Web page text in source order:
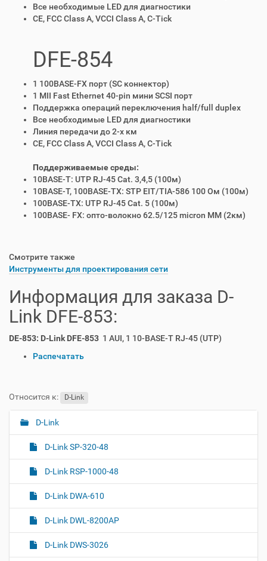
Все необходимые LED для диагностики
CE, FCC Class A, VCCI Class A, C-Tick
DFE-854
1 100BASE-FX порт (SC коннектор)
1 MII Fast Ethernet 40-pin мини SCSI порт
Поддержка операций переключения half/full duplex
Все необходимые LED для диагностики
Линия передачи до 2-х км
CE, FCC Class A, VCCI Class A, C-Tick
Поддерживаемые среды:
10BASE-T: UTP RJ-45 Cat. 3,4,5 (100м)
10BASE-T, 100BASE-TX: STP EIT/TIA-586 100 Ом (100м)
100BASE-TX: UTP RJ-45 Cat. 5 (100м)
100BASE- FX: опто-волокно 62.5/125 micron MM (2км)
Смотрите также
Инструменты для проектирования сети
Информация для заказа D-
Link DFE-853:
DE-853: D-Link DFE-853 1 AUI, 1 10-BASE-T RJ-45 (UTP)
к
м
н
о
Распечатать
Относится к: D-Link
Н
г
и
D-Link
D-Link SP-320-48
D-Link RSP-1000-48
D-Link DWA-610
D-Link DWL-8200AP
D-Link DWS-3026